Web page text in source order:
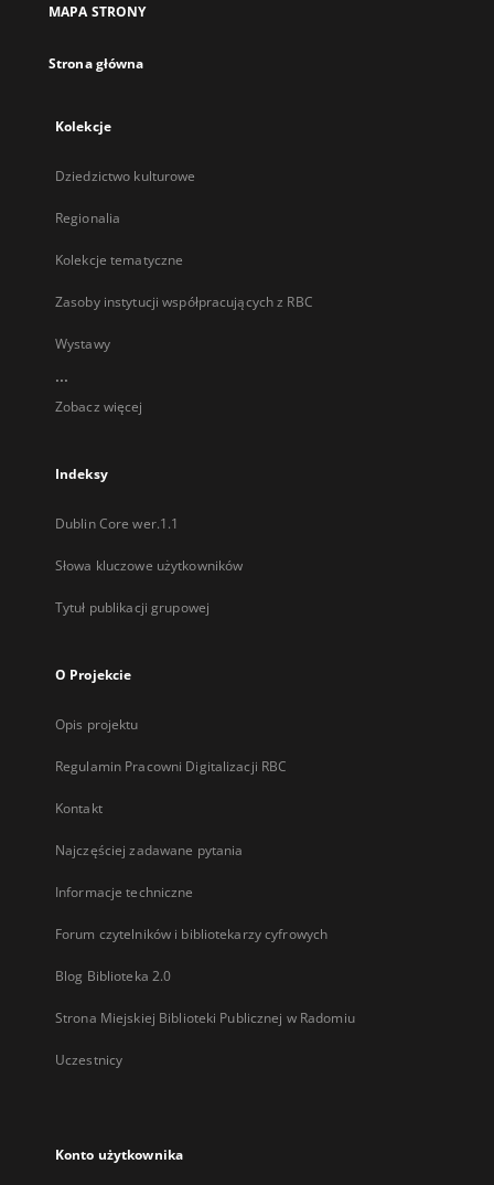
karcie
MAPA STRONY
Strona główna
Kolekcje
Dziedzictwo kulturowe
Regionalia
Kolekcje tematyczne
Zasoby instytucji współpracujących z RBC
Wystawy
...
Zobacz więcej
Indeksy
Dublin Core wer.1.1
Słowa kluczowe użytkowników
Tytuł publikacji grupowej
O Projekcie
Opis projektu
Regulamin Pracowni Digitalizacji RBC
Kontakt
Najczęściej zadawane pytania
Informacje techniczne
Forum czytelników i bibliotekarzy cyfrowych
Blog Biblioteka 2.0
Strona Miejskiej Biblioteki Publicznej w Radomiu
Uczestnicy
Konto użytkownika